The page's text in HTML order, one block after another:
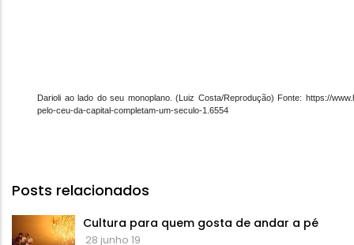
Darioli ao lado do seu monoplano. (Luiz Costa/Reprodução) Fonte: https://
pelo-ceu-da-capital-completam-um-seculo-1.6554
Posts relacionados
Cultura para quem gosta de andar a pé
28 junho 19